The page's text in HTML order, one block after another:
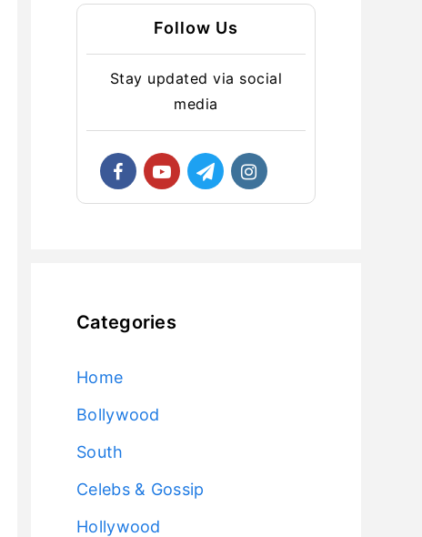
Follow Us
Stay updated via social
media
Categories
Home
Bollywood
South
Celebs & Gossip
Hollywood